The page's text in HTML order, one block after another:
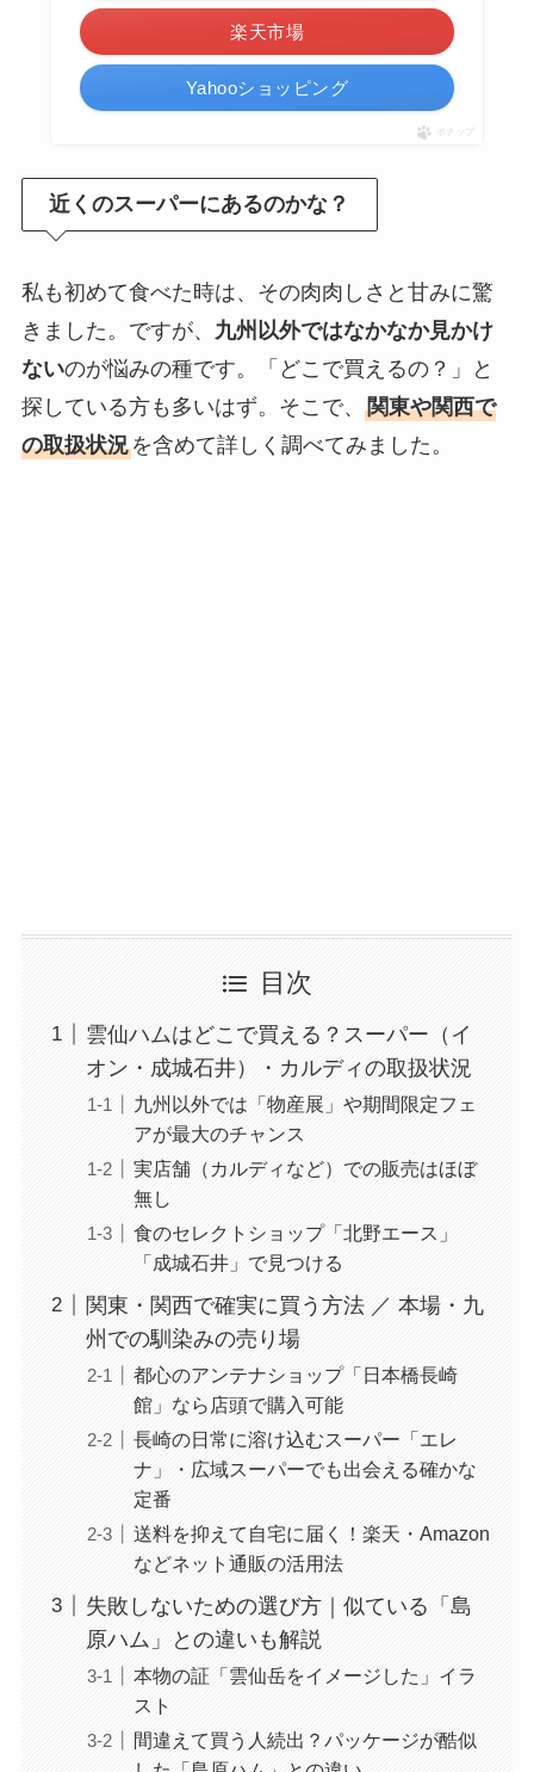
楽天市場
Yahooショッピング
ポチップ
近くのスーパーにあるのかな？
私も初めて食べた時は、その肉肉しさと甘みに驚
きました。ですが、 九州以外ではなかなか見かけ
ないのが悩みの種です。「どこで買えるの？」と
探している方も多いはず。そこで、 関東や関西で
の取扱状況を含めて詳しく調べてみました。
目次
雲仙ハムはどこで買える？スーパー（イ
オン・成城石井）・カルディの取扱状況
九州以外では「物産展」や期間限定フェ
アが最大のチャンス
実店舗（カルディなど）での販売はほぼ
無し
食のセレクトショップ「北野エース」
「成城石井」で見つける
関東・関西で確実に買う方法 ／ 本場・九
州での馴染みの売り場
都心のアンテナショップ「日本橋長崎
館」なら店頭で購入可能
長崎の日常に溶け込むスーパー「エレ
ナ」・広域スーパーでも出会える確かな
定番
送料を抑えて自宅に届く！楽天・Amazon
などネット通販の活用法
失敗しないための選び方｜似ている「島
原ハム」との違いも解説
本物の証「雲仙岳をイメージした」イラ
スト
間違えて買う人続出？パッケージが酷似